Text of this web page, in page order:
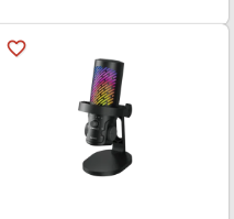
favorite_border